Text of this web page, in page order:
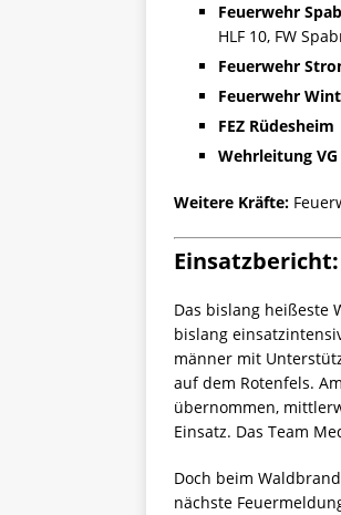
Feuerwehr
HLF 10, FW
Feuerwehr
Feuerwehr
FEZ Rüdesheim
Wehrleitung
Weitere Kräfte:
Einsatzbericht:
Das bislang heißeste
bislang
männer mit
auf dem Rotenfels.
übernommen,
Einsatz. Das Team
Doch beim
nächste